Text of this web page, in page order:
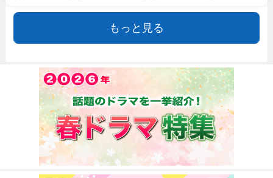
もっと見る